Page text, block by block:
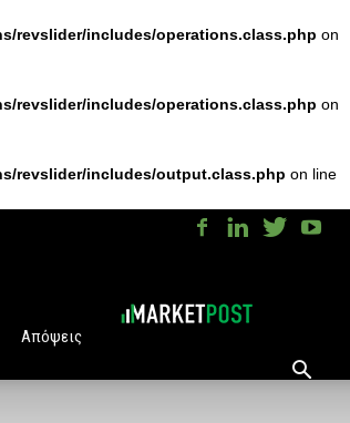
revslider/includes/operations.class.php on
revslider/includes/operations.class.php on
revslider/includes/output.class.php on line
Απόψεις